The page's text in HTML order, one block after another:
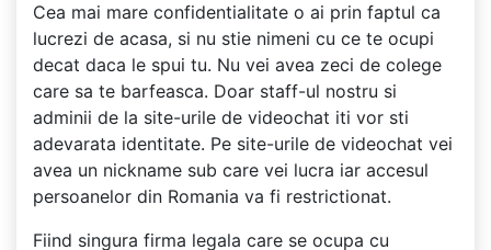
Cea mai mare confidentialitate o ai prin faptul ca
lucrezi de acasa, si nu stie nimeni cu ce te ocupi
decat daca le spui tu. Nu vei avea zeci de colege
care sa te barfeasca. Doar staff-ul nostru si
adminii de la site-urile de videochat iti vor sti
adevarata identitate. Pe site-urile de videochat vei
avea un nickname sub care vei lucra iar accesul
persoanelor din Romania va fi restrictionat.
Fiind singura firma legala care se ocupa cu